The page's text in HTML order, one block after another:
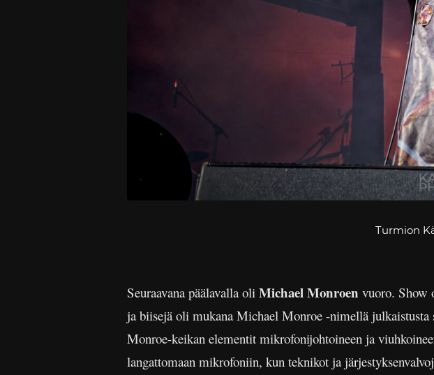
Turmion
Seuraavana päälavalla oli Michael Monroen vuoro. Show
ja biisejä oli mukana Michael Monroe -nimellä julkaistusta
Monroe-keikan elementit mikrofonijohtoineen ja
langattomaan mikrofoniin, kun teknikot ja